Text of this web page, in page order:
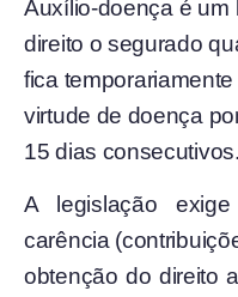
Auxílio-doença é um
direito o segurado
fica
virtude de doença
15 dias consecutivos.
A legislação
carência
obtenção do direito